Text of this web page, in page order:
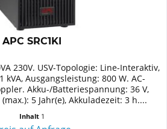
APC SRC1KI
230V. USV-Topologie: Line-Interaktiv,
kVA, Ausgangsleistung: 800 W. AC-
Akku-/Batteriespannung: 36 V,
5 Jahr(e), Akkuladezeit: 3 h....
Inhalt 1